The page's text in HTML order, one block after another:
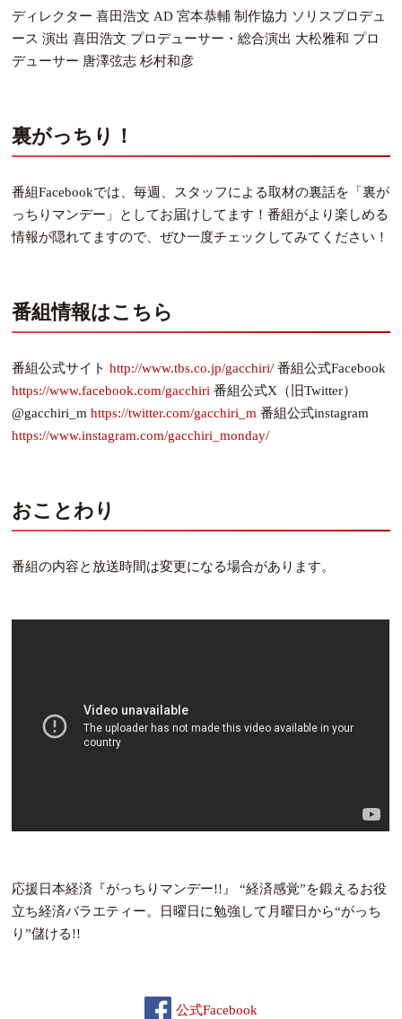
ディレクター 喜田浩文 AD 宮本恭輔 制作協力 ソリスプロデュ
ース 演出 喜田浩文 プロデューサー・総合演出 大松雅和 プロ
デューサー 唐澤弦志 杉村和彦
裏がっちり！
番組Facebookでは、毎週、スタッフによる取材の裏話を「裏が
っちりマンデー」としてお届けしてます！番組がより楽しめる
情報が隠れてますので、ぜひ一度チェックしてみてください！
番組情報はこちら
番組公式サイトhttp://www.tbs.co.jp/gacchiri/ 番組公式Facebook
https://www.facebook.com/gacchiri 番組公式X（旧Twitter）
@gacchiri_mhttps://twitter.com/gacchiri_m 番組公式instagram
https://www.instagram.com/gacchiri_monday/
おことわり
番組の内容と放送時間は変更になる場合があります。
応援日本経済『がっちりマンデー!!』 “経済感覚”を鍛えるお役
立ち経済バラエティー。日曜日に勉強して月曜日から“がっち
り”儲ける!!
公式Facebook